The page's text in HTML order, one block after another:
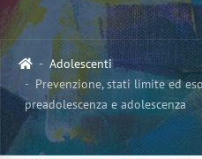
Adolescenti
Prevenzione, stati limite ed
preadolescenza e adolescenza